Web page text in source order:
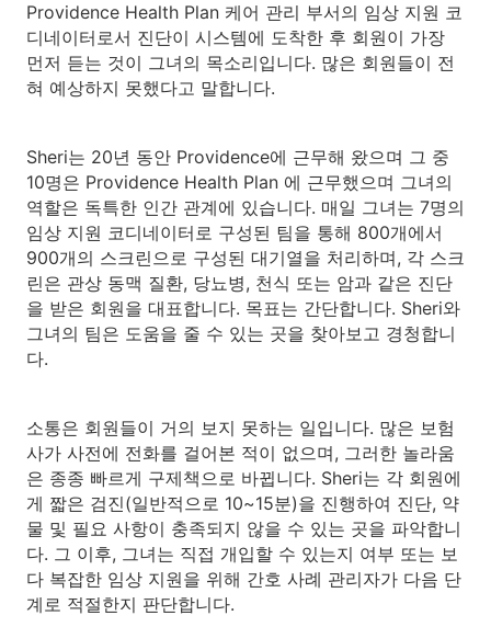
Providence Health Plan 케어 관리 부서의 임상 지원 코
디네이터로서 진단이 시스템에 도착한 후 회원이 가장
먼저 듣는 것이 그녀의 목소리입니다. 많은 회원들이 전
혀 예상하지 못했다고 말합니다.
Sheri는 20년 동안 Providence에 근무해 왔으며 그 중
10명은 Providence Health Plan 에 근무했으며 그녀의
역할은 독특한 인간 관계에 있습니다. 매일 그녀는 7명의
임상 지원 코디네이터로 구성된 팀을 통해 800개에서
900개의 스크린으로 구성된 대기열을 처리하며, 각 스크
린은 관상 동맥 질환, 당뇨병, 천식 또는 암과 같은 진단
을 받은 회원을 대표합니다. 목표는 간단합니다. Sheri와
그녀의 팀은 도움을 줄 수 있는 곳을 찾아보고 경청합니
다.
소통은 회원들이 거의 보지 못하는 일입니다. 많은 보험
사가 사전에 전화를 걸어본 적이 없으며, 그러한 놀라움
은 종종 빠르게 구제책으로 바뀝니다. Sheri는 각 회원에
게 짧은 검진(일반적으로 10~15분)을 진행하여 진단, 약
물 및 필요 사항이 충족되지 않을 수 있는 곳을 파악합니
다. 그 이후, 그녀는 직접 개입할 수 있는지 여부 또는 보
다 복잡한 임상 지원을 위해 간호 사례 관리자가 다음 단
계로 적절한지 판단합니다.